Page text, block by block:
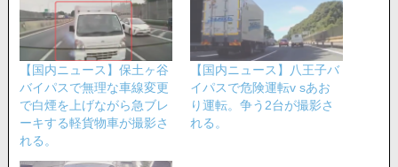
【国内ニュース】保土ヶ谷
バイパスで無理な車線変更
で白煙を上げながら急ブレ
ーキする軽貨物車が撮影さ
れる。
【国内ニュース】八王子バ
イパスで危険運転v sあお
り運転。争う2台が撮影さ
れる。